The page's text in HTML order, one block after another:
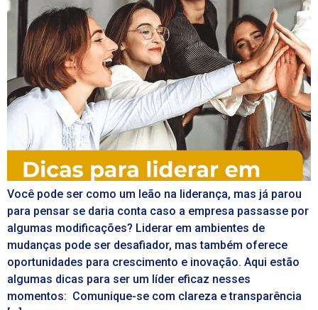
Você pode ser como um leão na liderança, mas já parou
para pensar se daria conta caso a empresa passasse por
algumas modificações? Liderar em ambientes de
mudanças pode ser desafiador, mas também oferece
oportunidades para crescimento e inovação. Aqui estão
algumas dicas para ser um líder eficaz nesses
momentos: Comunique-se com clareza e transparência